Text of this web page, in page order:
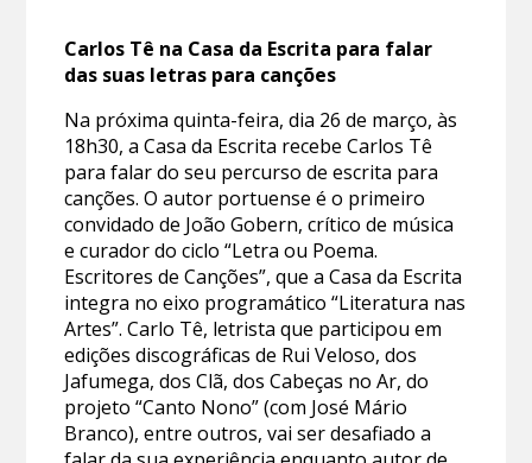
Carlos Tê na Casa da Escrita para falar
das suas letras para canções
Na próxima quinta-feira, dia 26 de março, às
18h30, a Casa da Escrita recebe Carlos Tê
para falar do seu percurso de escrita para
canções. O autor portuense é o primeiro
convidado de João Gobern, crítico de música
e curador do ciclo “Letra ou Poema.
Escritores de Canções”, que a Casa da Escrita
integra no eixo programático “Literatura nas
Artes”. Carlo Tê, letrista que participou em
edições discográficas de Rui Veloso, dos
Jafumega, dos Clã, dos Cabeças no Ar, do
projeto “Canto Nono” (com José Mário
Branco), entre outros, vai ser desafiado a